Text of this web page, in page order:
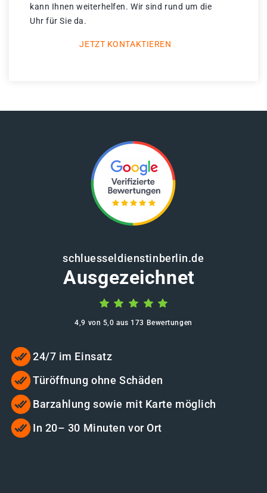
kann Ihnen weiterhelfen. Wir sind rund um die
Uhr für Sie da.
JETZT KONTAKTIEREN
schluesseldienstinberlin.de
Ausgezeichnet
4,9 von 5,0 aus 173 Bewertungen
24/7 im Einsatz
Türöffnung ohne Schäden
Barzahlung sowie mit Karte möglich
In 20– 30 Minuten vor Ort